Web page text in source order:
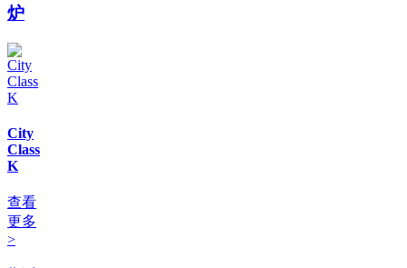
炉
City
Class
K
查看
更多
>